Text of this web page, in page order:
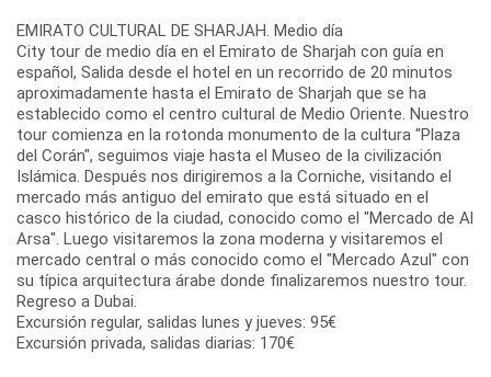
EMIRATO CULTURAL DE SHARJAH. Medio día
City tour de medio día en el Emirato de Sharjah con guía en
español, Salida desde el hotel en un recorrido de 20 minutos
aproximadamente hasta el Emirato de Sharjah que se ha
establecido como el centro cultural de Medio Oriente. Nuestro
tour comienza en la rotonda monumento de la cultura "Plaza
del Corán", seguimos viaje hasta el Museo de la civilización
Islámica. Después nos dirigiremos a la Corniche, visitando el
mercado más antiguo del emirato que está situado en el
casco histórico de la ciudad, conocido como el "Mercado de Al
Arsa". Luego visitaremos la zona moderna y visitaremos el
mercado central o más conocido como el "Mercado Azul" con
su típica arquitectura árabe donde finalizaremos nuestro tour.
Regreso a Dubai.
Excursión regular, salidas lunes y jueves: 95€
Excursión privada, salidas diarias: 170€